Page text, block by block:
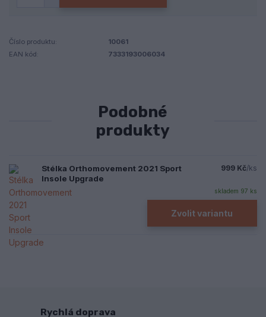
Číslo produktu:
10061
EAN kód:
7333193006034
Podobné
produkty
Stélka Orthomovement 2021 Sport
Insole Upgrade
999 Kč/ks
skladem 97 ks
Zvolit variantu
Rychlá doprava